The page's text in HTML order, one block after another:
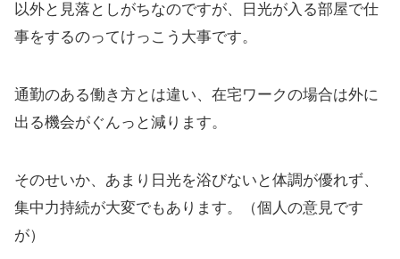
以外と見落としがちなのですが、日光が入る部屋で仕
事をするのってけっこう大事です。
通勤のある働き方とは違い、在宅ワークの場合は外に
出る機会がぐんっと減ります。
そのせいか、あまり日光を浴びないと体調が優れず、
集中力持続が大変でもあります。（個人の意見です
が）